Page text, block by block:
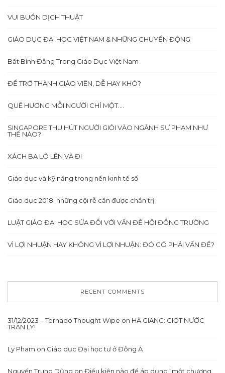
VUI BUỒN DỊCH THUẬT
GIÁO DỤC ĐẠI HỌC VIỆT NAM & NHỮNG CHUYỂN ĐỘNG
Bất Bình Đẳng Trong Giáo Dục Việt Nam
ĐỂ TRỞ THÀNH GIÁO VIÊN, DỄ HAY KHÓ?
QUÊ HƯƠNG MỖI NGƯỜI CHỈ MỘT….
SINGAPORE THU HÚT NGƯỜI GIỎI VÀO NGÀNH SƯ PHẠM NHƯ
THẾ NÀO?
XÁCH BA LÔ LÊN VÀ ĐI
Giáo dục và kỹ năng trong nền kinh tế số
Giáo dục 2018: những cội rễ cần được chẩn trị
LUẬT GIÁO ĐẠI HỌC SỬA ĐỔI VỚI VẤN ĐỀ HỘI ĐỒNG TRƯỜNG
VÌ LỢI NHUẬN HAY KHÔNG VÌ LỢI NHUẬN: ĐÓ CÓ PHẢI VẤN ĐỀ?
RECENT COMMENTS
31/12/2023 – Tornado Thought Wipe on HÀ GIANG: GIỌT NƯỚC
TRÀN LY!
Ly Pham on Giáo dục Đại học tư ở Đông Á
Nguyến Trung Dũng on Điều kiện nào để áp dụng “một chương